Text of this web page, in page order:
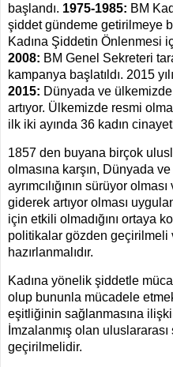
başlandı. 1975-1985: BM
şiddet gündeme getirilmeye
Kadına Şiddetin Önlenmesi
2008: BM Genel Sekreteri
kampanya başlatıldı. 2015
2015: Dünyada ve
artıyor. Ülkemizde resmi
ilk iki ayında 36 kadın
1857 den buyana birçok
olmasına karşın, Dünyada
ayrımcılığının sürüyor
giderek artıyor olması
için etkili olmadığını ortaya
politikalar gözden geçirilmeli
hazırlanmalıdır.
Kadına yönelik şiddetle
olup bununla mücadele
eşitliğinin sağlanmasına
İmzalanmış olan
geçirilmelidir.